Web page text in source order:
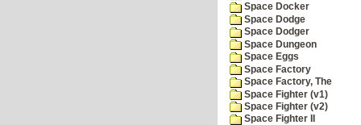
Space Docker
Space Dodge
Space Dodger
Space Dungeon
Space Eggs
Space Factory
Space Factory, The
Space Fighter (v1)
Space Fighter (v2)
Space Fighter II